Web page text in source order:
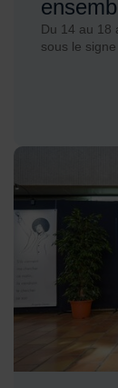
Du 14 au 18
sous le